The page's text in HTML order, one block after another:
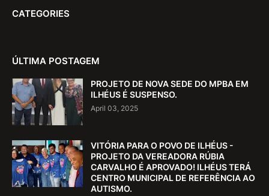
CATEGORIES
ÚLTIMA POSTAGEM
PROJETO DE NOVA SEDE DO MPBA EM
ILHÉUS É SUSPENSO.
April 03, 2025
VITÓRIA PARA O POVO DE ILHÉUS -
PROJETO DA VEREADORA RÚBIA
CARVALHO É APROVADO! ILHÉUS TERÁ
CENTRO MUNICIPAL DE REFERÊNCIA AO
AUTISMO.